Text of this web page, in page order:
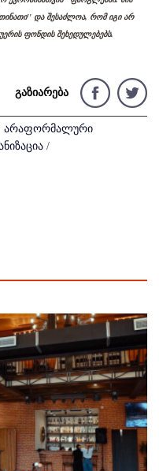
და შესაძლოა, რომ იგი არ
ფონდის შეხედულებებს.
გაზიარება
არაფორმალური
/